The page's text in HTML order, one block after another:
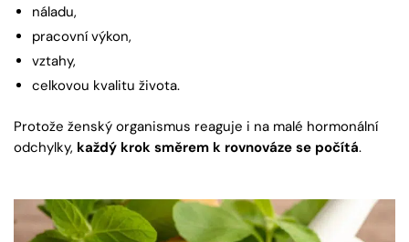
náladu,
pracovní výkon,
vztahy,
celkovou kvalitu života.
Protože ženský organismus reaguje i na malé hormonální
odchylky, každý krok směrem k rovnováze se počítá.